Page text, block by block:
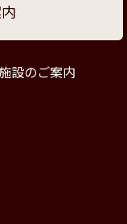
設のご案内